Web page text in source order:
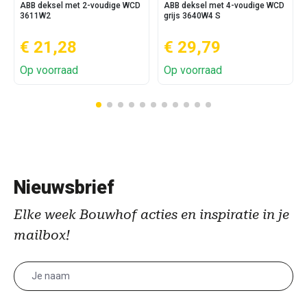
ABB deksel met 2-voudige WCD
3611W2
€ 21,28
Op voorraad
ABB deksel met 4-voudige WCD
grijs 3640W4 S
€ 29,79
Op voorraad
Nieuwsbrief
Elke week Bouwhof acties en inspiratie in je
mailbox!